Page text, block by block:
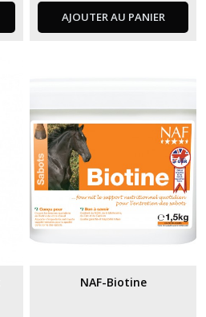
AJOUTER AU PANIER
NAF-Biotine